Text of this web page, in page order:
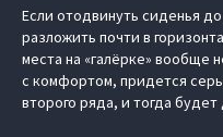
Если отодвинуть сиденья
разложить почти в
места на «галёрке» вообще
с комфортом, придется
второго ряда, и тогда